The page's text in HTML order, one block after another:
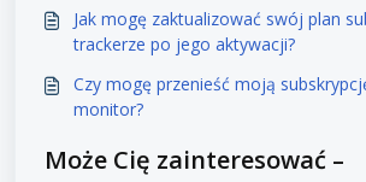
Jak mogę zaktualizować swój plan
trackerze po jego aktywacji?
Czy mogę przenieść moją
monitor?
Może Cię zainteresować –